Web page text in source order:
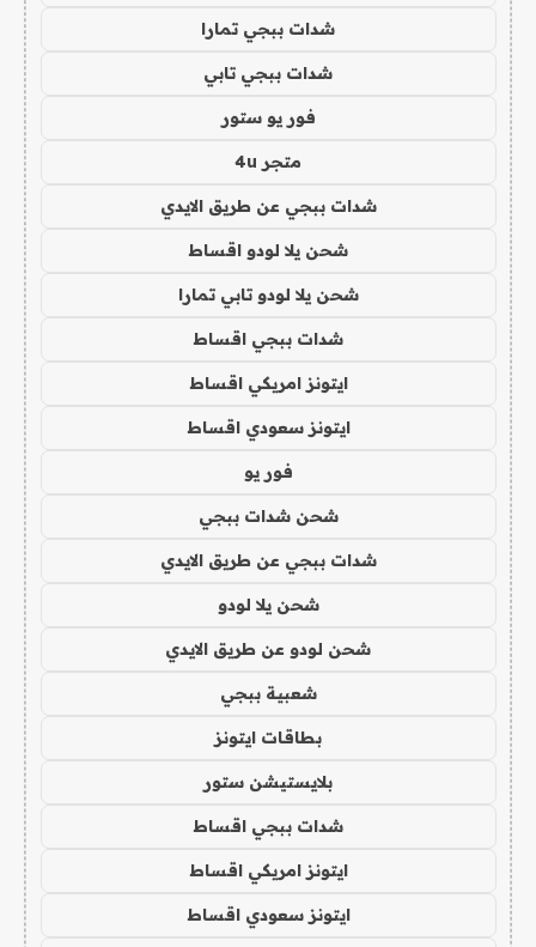
شدات ببجي تمارا
شدات ببجي تابي
فور يو ستور
متجر 4u
شدات ببجي عن طريق الايدي
شحن يلا لودو اقساط
شحن يلا لودو تابي تمارا
شدات ببجي اقساط
ايتونز امريكي اقساط
ايتونز سعودي اقساط
فور يو
شحن شدات ببجي
شدات ببجي عن طريق الايدي
شحن يلا لودو
شحن لودو عن طريق الايدي
شعبية ببجي
بطاقات ايتونز
بلايستيشن ستور
شدات ببجي اقساط
ايتونز امريكي اقساط
ايتونز سعودي اقساط